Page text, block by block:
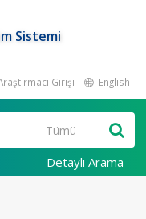
Sistemi
Girişi English
Detaylı Arama